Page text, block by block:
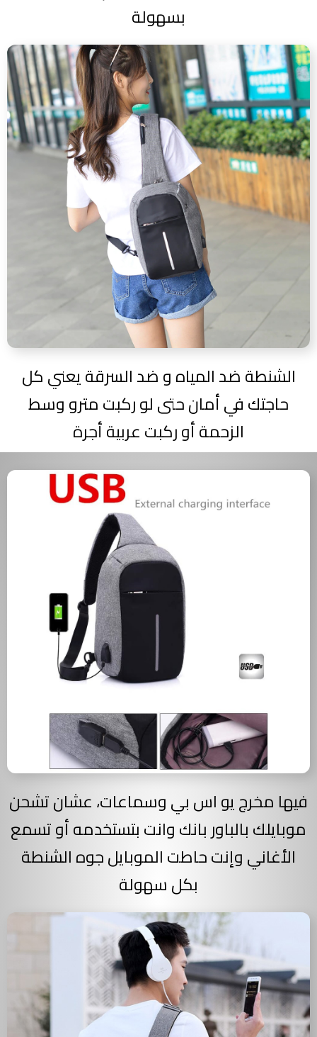
بسهولة
الشنطة ضد المياه و ضد السرقة يعني كل
حاجتك في أمان حتى لو ركبت مترو وسط
الزحمة أو ركبت عربية أجرة
فيها مخرج يو اس بي وسماعات، عشان تشحن
موبايلك بالباور بانك وانت بتستخدمه أو تسمع
الأغاني وإنت حاطت الموبايل جوه الشنطة
بكل سهولة